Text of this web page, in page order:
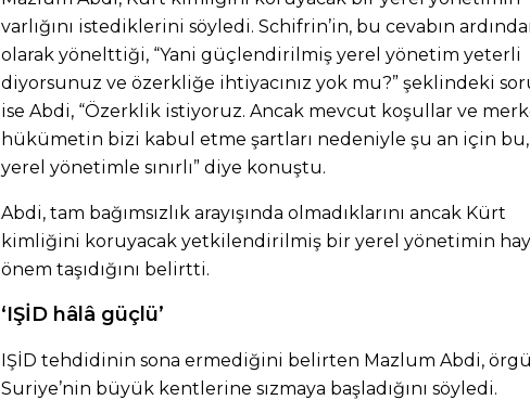
varlığını istediklerini söyledi. Schifrin’in, bu cevabın
olarak yönelttiği, “Yani güçlendirilmiş yerel yönetim yeterli
diyorsunuz ve özerkliğe ihtiyacınız yok mu?” şeklindeki
ise Abdi, “Özerklik istiyoruz. Ancak mevcut koşullar ve
hükümetin bizi kabul etme şartları nedeniyle şu an için bu,
yerel yönetimle sınırlı” diye konuştu.
Abdi, tam bağımsızlık arayışında olmadıklarını ancak Kürt
kimliğini koruyacak yetkilendirilmiş bir yerel yönetimin
önem taşıdığını belirtti.
‘IŞİD hâlâ güçlü’
IŞİD tehdidinin sona ermediğini belirten Mazlum Abdi,
Suriye’nin büyük kentlerine sızmaya başladığını söyledi.